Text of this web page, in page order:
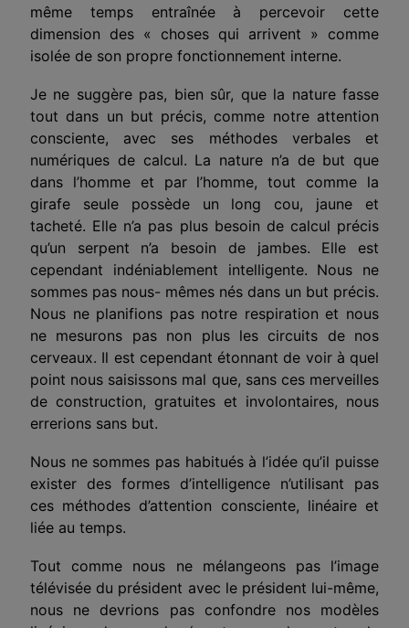
même temps entraînée à percevoir cette
dimension des « choses qui arrivent » comme
isolée de son propre fonctionnement interne.
Je ne suggère pas, bien sûr, que la nature fasse
tout dans un but précis, comme notre attention
consciente, avec ses méthodes verbales et
numériques de calcul. La nature n’a de but que
dans l’homme et par l’homme, tout comme la
girafe seule possède un long cou, jaune et
tacheté. Elle n’a pas plus besoin de calcul précis
qu’un serpent n’a besoin de jambes. Elle est
cependant indéniablement intelligente. Nous ne
sommes pas nous- mêmes nés dans un but précis.
Nous ne planifions pas notre respiration et nous
ne mesurons pas non plus les circuits de nos
cerveaux. Il est cependant étonnant de voir à quel
point nous saisissons mal que, sans ces merveilles
de construction, gratuites et involontaires, nous
errerions sans but.
Nous ne sommes pas habitués à l’idée qu’il puisse
exister des formes d’intelligence n’utilisant pas
ces méthodes d’attention consciente, linéaire et
liée au temps.
Tout comme nous ne mélangeons pas l’image
télévisée du président avec le président lui-même,
nous ne devrions pas confondre nos modèles